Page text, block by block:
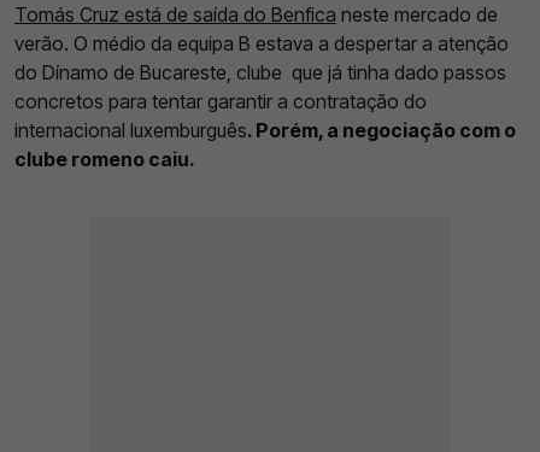
Tomás Cruz está de saída do Benfica neste mercado de
verão. O médio da equipa B estava a despertar a atenção
do Dínamo de Bucareste, clube que já tinha dado passos
concretos para tentar garantir a contratação do
internacional luxemburguês. Porém, a negociação com o
clube romeno caiu.